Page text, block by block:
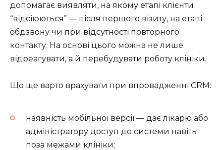
допомагає виявляти, на якому етапі клієнти
“відсіюються” — після першого візиту, на етапі
обдзвону чи при відсутності повторного
контакту. На основі цього можна не лише
відреагувати, а й перебудувати роботу клініки.
Що ще варто врахувати при впровадженні CRM:
наявність мобільної версії — дає лікарю або
адміністратору доступ до системи навіть
поза межами клініки;